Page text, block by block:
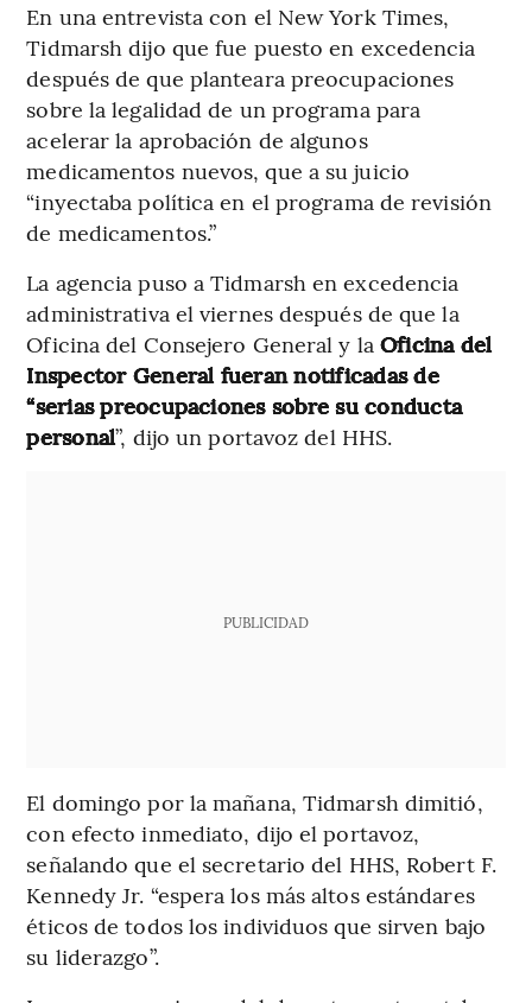
En una entrevista con el New York Times,
Tidmarsh dijo que fue puesto en excedencia
después de que planteara preocupaciones
sobre la legalidad de un programa para
acelerar la aprobación de algunos
medicamentos nuevos, que a su juicio
“inyectaba política en el programa de revisión
de medicamentos.”
La agencia puso a Tidmarsh en excedencia
administrativa el viernes después de que la
Oficina del Consejero General y la Oficina del
Inspector General fueran notificadas de
“serias preocupaciones sobre su conducta
personal”, dijo un portavoz del HHS.
PUBLICIDAD
El domingo por la mañana, Tidmarsh dimitió,
con efecto inmediato, dijo el portavoz,
señalando que el secretario del HHS, Robert F.
Kennedy Jr. “espera los más altos estándares
éticos de todos los individuos que sirven bajo
su liderazgo”.